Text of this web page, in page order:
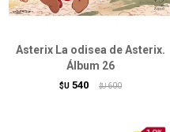
Asterix La odisea de Asterix.
Álbum 26
$U 540 $U 600